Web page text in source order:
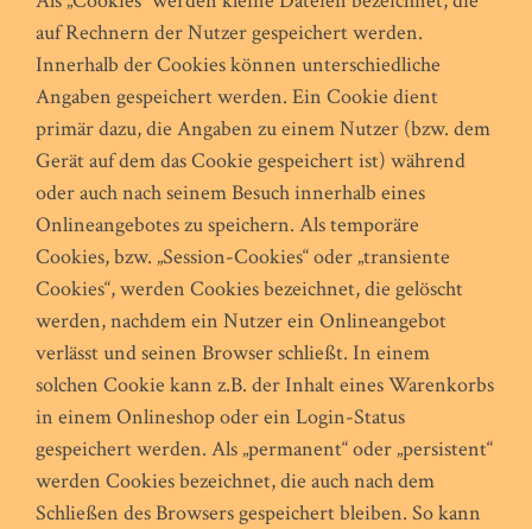
auf Rechnern der Nutzer gespeichert werden.
Innerhalb der Cookies können unterschiedliche
Angaben gespeichert werden. Ein Cookie dient
primär dazu, die Angaben zu einem Nutzer (bzw. dem
Gerät auf dem das Cookie gespeichert ist) während
oder auch nach seinem Besuch innerhalb eines
Onlineangebotes zu speichern. Als temporäre
Cookies, bzw. „Session-Cookies“ oder „transiente
Cookies“, werden Cookies bezeichnet, die gelöscht
werden, nachdem ein Nutzer ein Onlineangebot
verlässt und seinen Browser schließt. In einem
solchen Cookie kann z.B. der Inhalt eines Warenkorbs
in einem Onlineshop oder ein Login-Status
gespeichert werden. Als „permanent“ oder „persistent“
werden Cookies bezeichnet, die auch nach dem
Schließen des Browsers gespeichert bleiben. So kann